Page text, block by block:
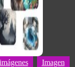
Imagen